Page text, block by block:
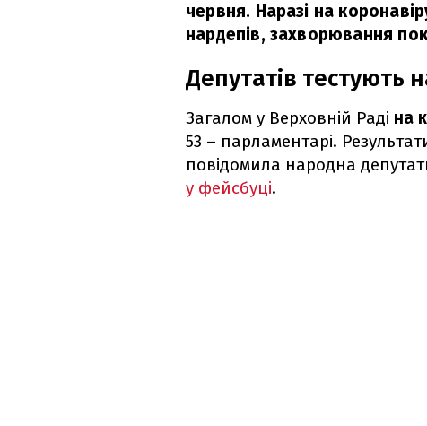
червня. Наразі на
нардепів, захворювання
Депутатів тестують
Загалом у Верховній Раді на
53 – парламентарі.
повідомила народна
у фейсбуці.